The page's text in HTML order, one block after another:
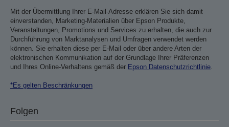
Mit der Übermittlung Ihrer E-Mail-Adresse erklären Sie sich damit
einverstanden, Marketing-Materialien über Epson Produkte,
Veranstaltungen, Promotions und Services zu erhalten, die auch zur
Durchführung von Marktanalysen und Umfragen verwendet werden
können. Sie erhalten diese per E-Mail oder über andere Arten der
elektronischen Kommunikation auf der Grundlage Ihrer Präferenzen
und Ihres Online-Verhaltens gemäß der Epson Datenschutzrichtlinie.
*Es gelten Beschränkungen
Folgen